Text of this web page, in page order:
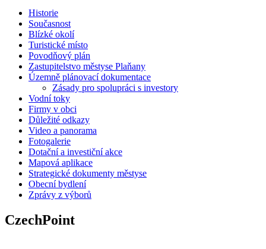
Historie
Současnost
Blízké okolí
Turistické místo
Povodňový plán
Zastupitelstvo městyse Plaňany
Územně plánovací dokumentace
Zásady pro spolupráci s investory
Vodní toky
Firmy v obci
Důležité odkazy
Video a panorama
Fotogalerie
Dotační a investiční akce
Mapová aplikace
Strategické dokumenty městyse
Obecní bydlení
Zprávy z výborů
CzechPoint